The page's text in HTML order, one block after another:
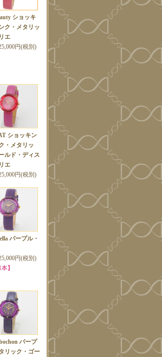
ショッキ
ク・メタリッ
エ
円(税別)
ショッキン
・メタリッ
ルド・ディス
エ
円(税別)
パープル・
円(税別)
】
パープ
リック・ゴー